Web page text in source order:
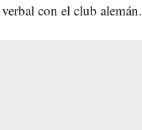
con el club alemán.